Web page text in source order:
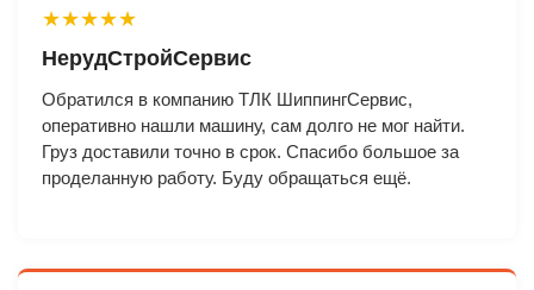
★★★★★
НерудСтройСервис
Обратился в компанию ТЛК ШиппингСервис,
оперативно нашли машину, сам долго не мог найти.
Груз доставили точно в срок. Спасибо большое за
проделанную работу. Буду обращаться ещё.